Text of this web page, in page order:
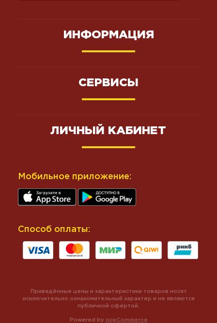
ИНФОРМАЦИЯ
СЕРВИСЫ
ЛИЧНЫЙ КАБИНЕТ
Мобильное приложение:
Способ оплаты:
Powered by nopCommerce
Приведённые цены и характеристики товаров носят
исключительно ознакомительный характер и не являются
публичной офертой.